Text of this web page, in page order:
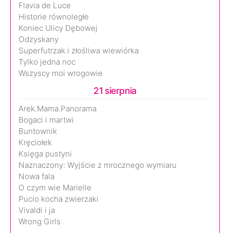
Flavia de Luce
Historie równoległe
Koniec Ulicy Dębowej
Odzyskany
Superfutrzak i złośliwa wiewiórka
Tylko jedna noc
Wszyscy moi wrogowie
21 sierpnia
Arek.Mama.Panorama
Bogaci i martwi
Buntownik
Kręciołek
Księga pustyni
Naznaczony: Wyjście z mrocznego wymiaru
Nowa fala
O czym wie Marielle
Pucio kocha zwierzaki
Vivaldi i ja
Wrong Girls